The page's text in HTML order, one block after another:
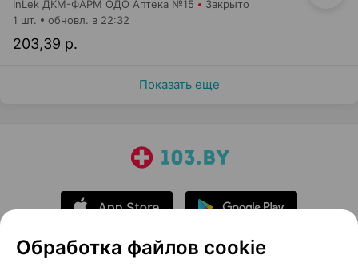
InLek ДКМ-ФАРМ ОДО Аптека №15 Закрыто
203,39 р.
1 шт. обновл. в 22:32
Показать еще
Обработка файлов cookie